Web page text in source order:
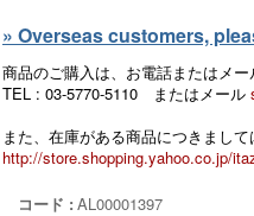
» Overseas customers,
商品のご購入は、お電話またはメ
TEL : 03-5770-5110 またはメール
また、在庫がある商品につきまし
http://store.shopping.yahoo.co.jp/
コード : AL00001397